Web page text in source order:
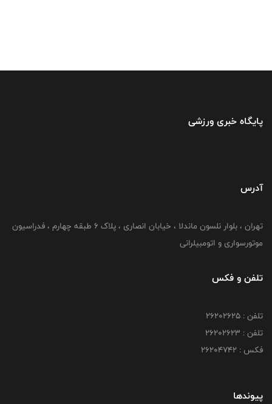
پایگاه خبری ورزشی
آدرس
تهران ، بلوار نلسون ماندلا ، خیابان انصاری ، پلاک ۶ طبقه چهارم ، فدراسیون
موتورسواری و اتومبیلرانی
تلفن و فکس
تلفن : ۲۶۲۰۲۶۲۵
تلفن : ۲۶۲۰۲۶۲۳
فکس : ۲۶۲۰۴۷۴۲
پیوندها